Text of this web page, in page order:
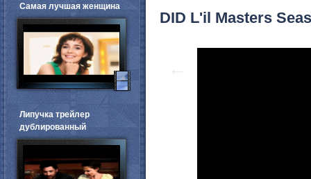
DID L'il Masters
Самая лучшая женщина
Липучка трейлер
дублированный